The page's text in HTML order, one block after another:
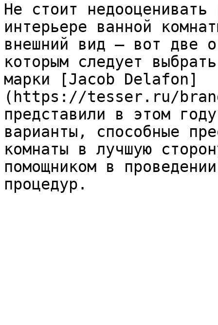
Не стоит
интерьере ванной
внешний вид – вот две
которым следует
марки [Jacob Delafon]
(https://tesser.ru/
представили в этом
варианты, способные
комнаты в лучшую
помощником в
процедур.